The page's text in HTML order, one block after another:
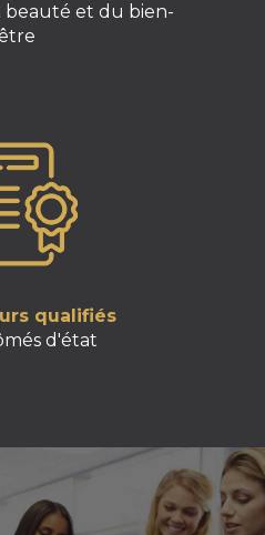
beauté et du bien-
qualifiés
d'état